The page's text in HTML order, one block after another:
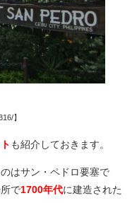
】
も紹介しておきます。
はサン・ペドロ要塞で
で1700年代に建造された